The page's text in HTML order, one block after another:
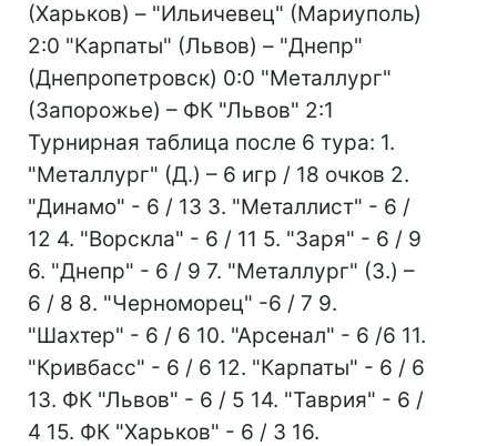
(Харьков) – "Ильичевец" (Мариуполь)
2:0 "Карпаты" (Львов) – "Днепр"
(Днепропетровск) 0:0 "Металлург"
(Запорожье) – ФК "Львов" 2:1
Турнирная таблица после 6 тура: 1.
"Металлург" (Д.) – 6 игр / 18 очков 2.
"Динамо" - 6 / 13 3. "Металлист" - 6 /
12 4. "Ворскла" - 6 / 11 5. "Заря" - 6 / 9
6. "Днепр" - 6 / 9 7. "Металлург" (З.) –
6 / 8 8. "Черноморец" -6 / 7 9.
"Шахтер" - 6 / 6 10. "Арсенал" - 6 /6 11.
"Кривбасс" - 6 / 6 12. "Карпаты" - 6 / 6
13. ФК "Львов" - 6 / 5 14. "Таврия" - 6 /
4 15. ФК "Харьков" - 6 / 3 16.